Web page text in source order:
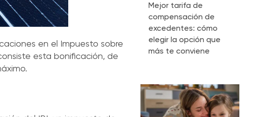
en el Impuesto sobre
esta bonificación, de
Mejor tarifa de
compensación de
excedentes: cómo
elegir la opción que
más te conviene